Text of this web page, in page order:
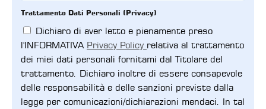
Trattamento Dati Personali (Privacy)
Dichiaro di aver letto e pienamente preso
l'INFORMATIVA Privacy Policy relativa al trattamento
dei miei dati personali fornitami dal Titolare del
trattamento. Dichiaro inoltre di essere consapevole
delle responsabilità e delle sanzioni previste dalla
legge per comunicazioni/dichiarazioni mendaci. In tal